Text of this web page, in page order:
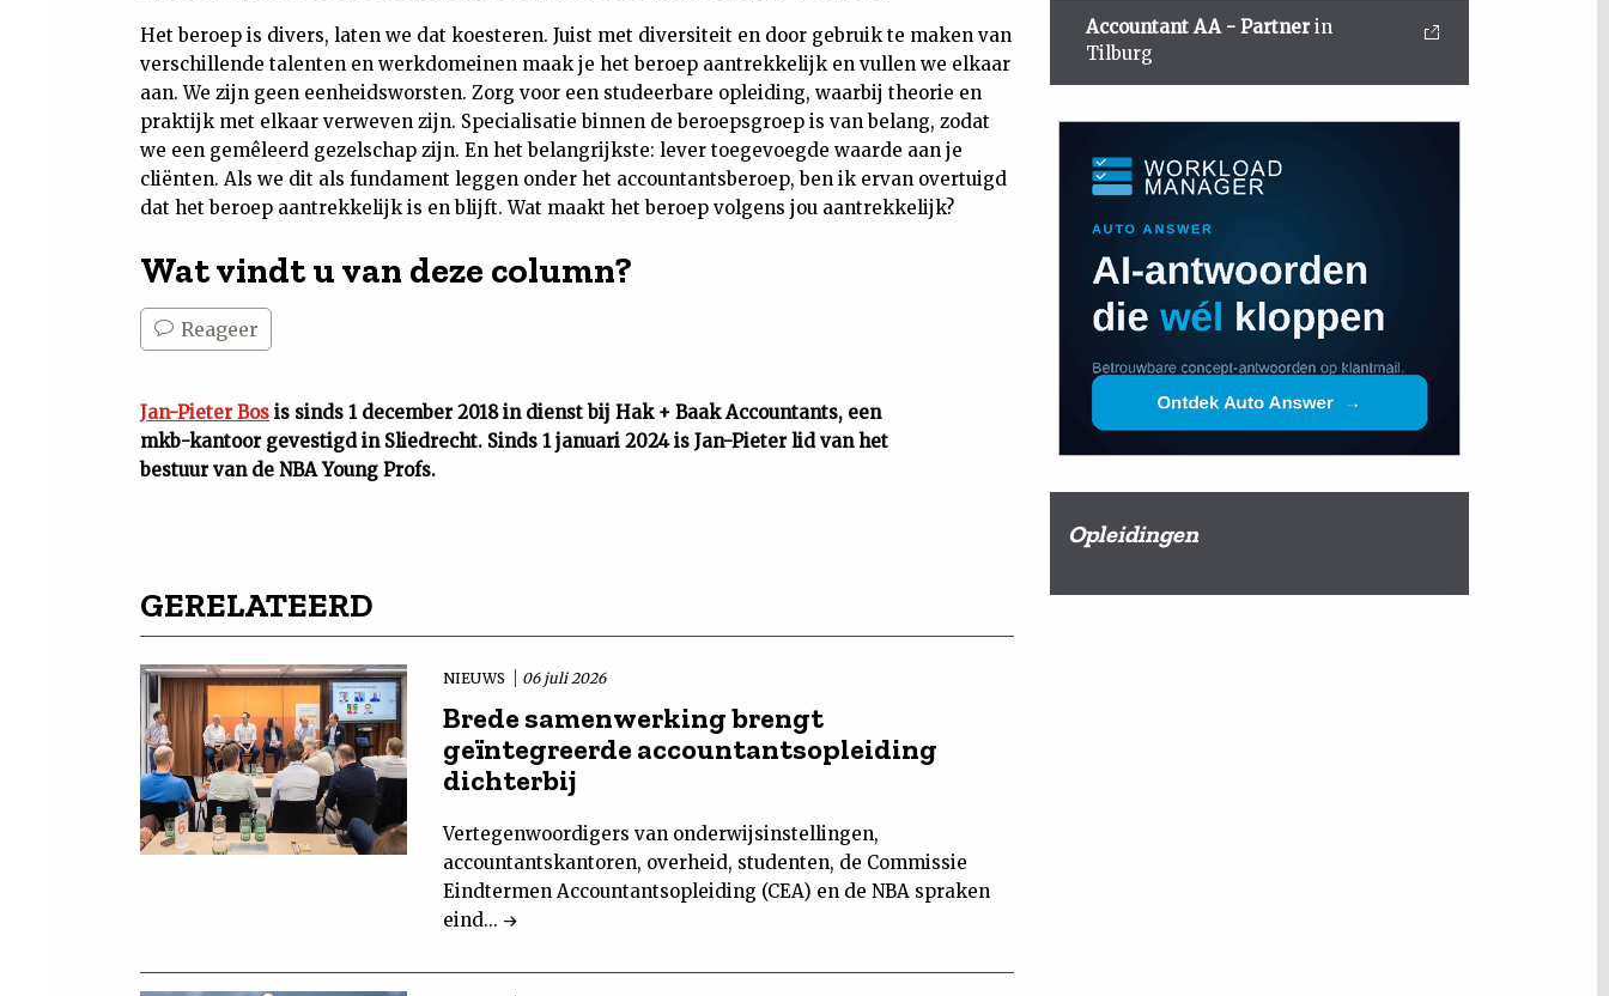
Het beroep is divers, laten we dat koesteren. Juist met diversiteit en door gebruik te maken van
verschillende talenten en werkdomeinen maak je het beroep aantrekkelijk en vullen we elkaar
aan. We zijn geen eenheidsworsten. Zorg voor een studeerbare opleiding, waarbij theorie en
praktijk met elkaar verweven zijn. Specialisatie binnen de beroepsgroep is van belang, zodat
we een gemêleerd gezelschap zijn. En het belangrijkste: lever toegevoegde waarde aan je
cliënten. Als we dit als fundament leggen onder het accountantsberoep, ben ik ervan overtuigd
dat het beroep aantrekkelijk is en blijft. Wat maakt het beroep volgens jou aantrekkelijk?
Wat vindt u van deze column?
Reageer
Jan-Pieter Bos is sinds 1 december 2018 in dienst bij Hak + Baak Accountants, een
mkb-kantoor gevestigd in Sliedrecht. Sinds 1 januari 2024 is Jan-Pieter lid van het
bestuur van de NBA Young Profs.
GERELATEERD
NIEUWS 06 juli 2026
Brede samenwerking brengt
geïntegreerde accountantsopleiding
dichterbij
Vertegenwoordigers van onderwijsinstellingen,
accountantskantoren, overheid, studenten, de Commissie
Eindtermen Accountantsopleiding (CEA) en de NBA spraken
eind...
Accountant AA - Partner in
Tilburg
Opleidingen